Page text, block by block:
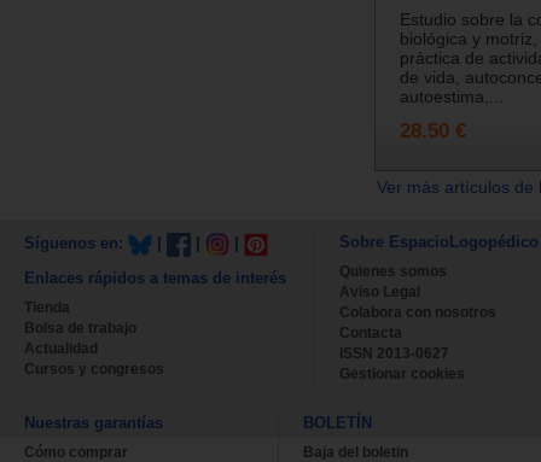
Estudio sobre la
biológica y
práctica de
de vida,
autoestima,...
28.50 €
Ver más artículos
Síguenos en:
Enlaces rápidos a temas de interés
Tienda
Bolsa de trabajo
Actualidad
Cursos y congresos
Sobre EspacioLogopédico
Quienes somos
Aviso Legal
Colabora con nosotros
Contacta
ISSN 2013-0627
Gestionar cookies
Nuestras garantías
Cómo comprar
BOLETÍN
Baja del boletin